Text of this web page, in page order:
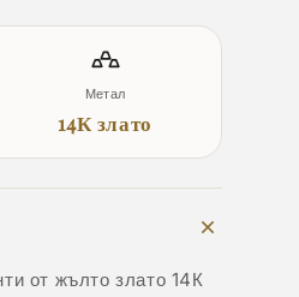
Метал
14К злато
от жълто злато 14К